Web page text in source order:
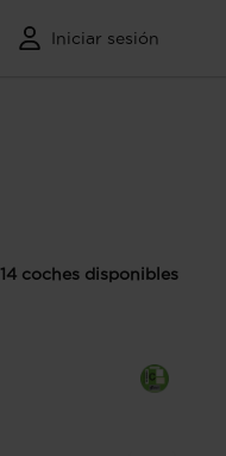
Iniciar sesión
14 coches disponibles